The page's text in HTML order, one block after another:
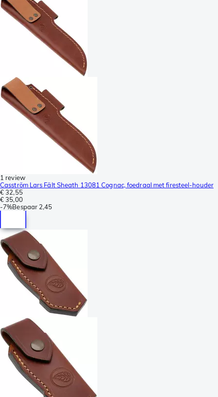
1 review
Casström Lars Fält Sheath 13081 Cognac, foedraal met firesteel-houder
€ 32,55
€ 35,00
-7%Bespaar 2,45